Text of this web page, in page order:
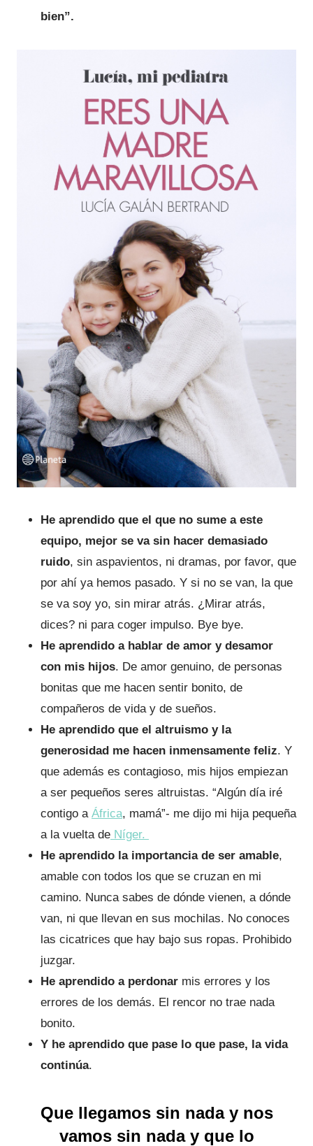
bien”.
He aprendido que el que no sume a este
equipo, mejor se va sin hacer demasiado
ruido, sin aspavientos, ni dramas, por favor, que
por ahí ya hemos pasado. Y si no se van, la que
se va soy yo, sin mirar atrás. ¿Mirar atrás,
dices? ni para coger impulso. Bye bye.
He aprendido a hablar de amor y desamor
con mis hijos. De amor genuino, de personas
bonitas que me hacen sentir bonito, de
compañeros de vida y de sueños.
He aprendido que el altruismo y la
generosidad me hacen inmensamente feliz. Y
que además es contagioso, mis hijos empiezan
a ser pequeños seres altruistas. “Algún día iré
contigo a África, mamá”- me dijo mi hija pequeña
a la vuelta de Níger.
He aprendido la importancia de ser amable,
amable con todos los que se cruzan en mi
camino. Nunca sabes de dónde vienen, a dónde
van, ni que llevan en sus mochilas. No conoces
las cicatrices que hay bajo sus ropas. Prohibido
juzgar.
He aprendido a perdonar mis errores y los
errores de los demás. El rencor no trae nada
bonito.
Y he aprendido que pase lo que pase, la vida
continúa.
Que llegamos sin nada y nos
vamos sin nada y que lo